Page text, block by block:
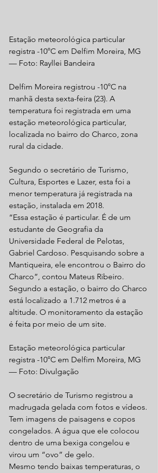
Estação meteorológica particular
registra -10°C em Delfim Moreira, MG
— Foto: Rayllei Bandeira
Delfim Moreira registrou -10°C na
manhã desta sexta-feira (23). A
temperatura foi registrada em uma
estação meteorológica particular,
localizada no bairro do Charco, zona
rural da cidade.
Segundo o secretário de Turismo,
Cultura, Esportes e Lazer, esta foi a
menor temperatura já registrada na
estação, instalada em 2018.
“Essa estação é particular. É de um
estudante de Geografia da
Universidade Federal de Pelotas,
Gabriel Cardoso. Pesquisando sobre a
Mantiqueira, ele encontrou o Bairro do
Charco”, contou Mateus Ribeiro.
Segundo a estação, o bairro do Charco
está localizado a 1.712 metros é a
altitude. O monitoramento da estação
é feita por meio de um site.
Estação meteorológica particular
registra -10°C em Delfim Moreira, MG
— Foto: Divulgação
O secretário de Turismo registrou a
madrugada gelada com fotos e vídeos.
Tem imagens de paisagens e copos
congelados. A água que ele colocou
dentro de uma bexiga congelou e
virou um “ovo” de gelo.
Mesmo tendo baixas temperaturas, o